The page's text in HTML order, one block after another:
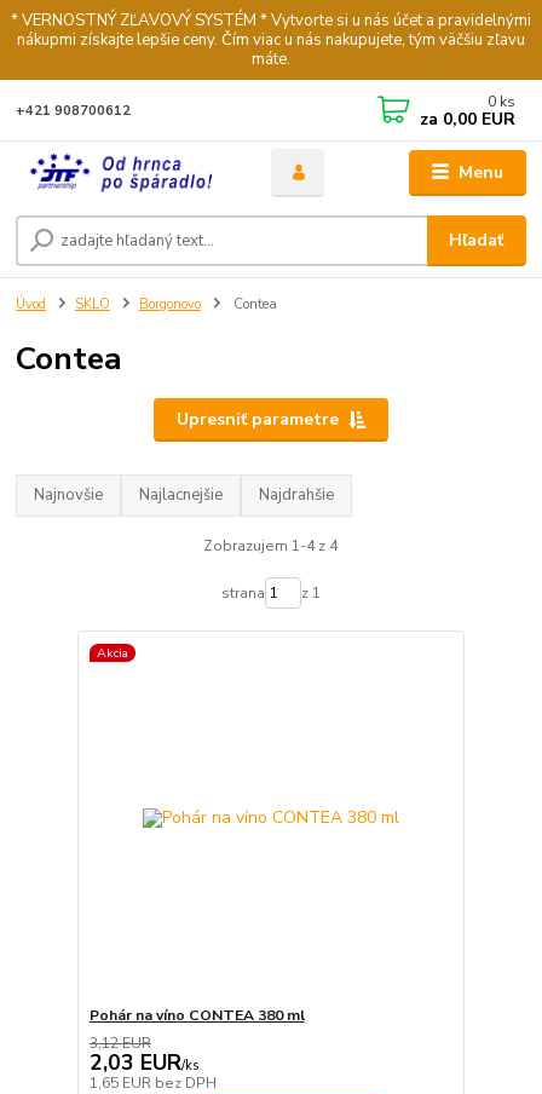
* VERNOSTNÝ ZĽAVOVÝ SYSTÉM * Vytvorte si u nás účet a pravidelnými
nákupmi získajte lepšie ceny. Čím viac u nás nakupujete, tým väčšiu zľavu
máte.
Menu
Hľadať
+421 908700612 0 ks
za 0,00 EUR
Úvod SKLO Borgonovo Contea
Contea
Upresniť parametre
Najnovšie Najlacnejšie Najdrahšie
Zobrazujem 1-4 z 4
strana z 1
Akcia
Pohár na víno CONTEA 380 ml
3,12 EUR
2,03 EUR/ks
1,65 EUR bez DPH